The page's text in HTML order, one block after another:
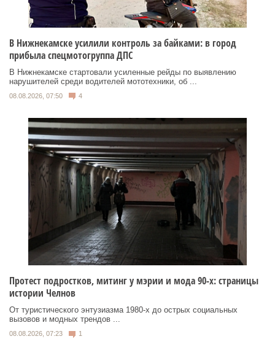
В Нижнекамске усилили контроль за байками: в город
прибыла спецмотогруппа ДПС
В Нижнекамске стартовали усиленные рейды по выявлению
нарушителей среди водителей мототехники, об ...
08.08.2026, 07:50 4
Протест подростков, митинг у мэрии и мода 90-х: страницы
истории Челнов
От туристического энтузиазма 1980‑х до острых социальных
вызовов и модных трендов ...
08.08.2026, 07:23 1